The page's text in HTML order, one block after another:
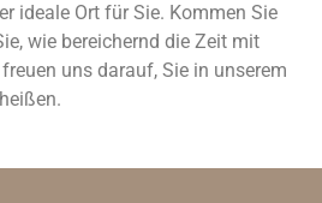
ideale Ort für Sie. Kommen Sie
wie bereichernd die Zeit mit
uns darauf, Sie in unserem